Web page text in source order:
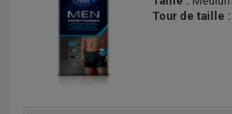
Tour de taille :